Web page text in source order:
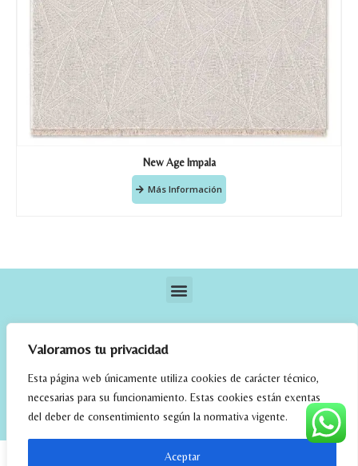
Valoramos tu privacidad
Esta página web únicamente utiliza cookies de carácter técnico,
necesarias para su funcionamiento. Estas cookies están exentas
del deber de consentimiento según la normativa vigente.
Aceptar
New Age Impala
Más Información
elrincondefehmi.com © 2023. Designed By W Media